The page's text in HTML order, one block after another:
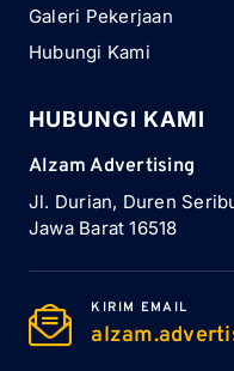
Galeri Pekerjaan
Hubungi Kami
HUBUNGI KAMI
Alzam Advertising
Jl. Durian, Duren
Jawa Barat 16518
KIRIM EMAIL